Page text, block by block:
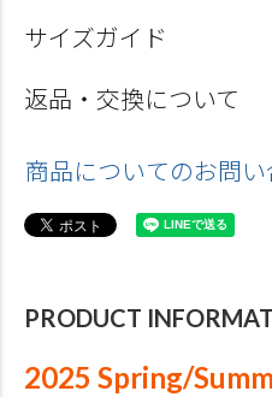
サイズガイド
返品・交換について
商品についてのお問い
PRODUCT
2025 Spring/